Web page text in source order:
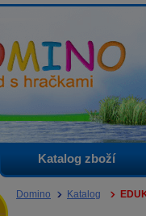
Katalog zboží
Domino Katalog